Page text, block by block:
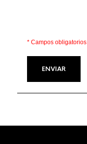
* Campos obligatorios